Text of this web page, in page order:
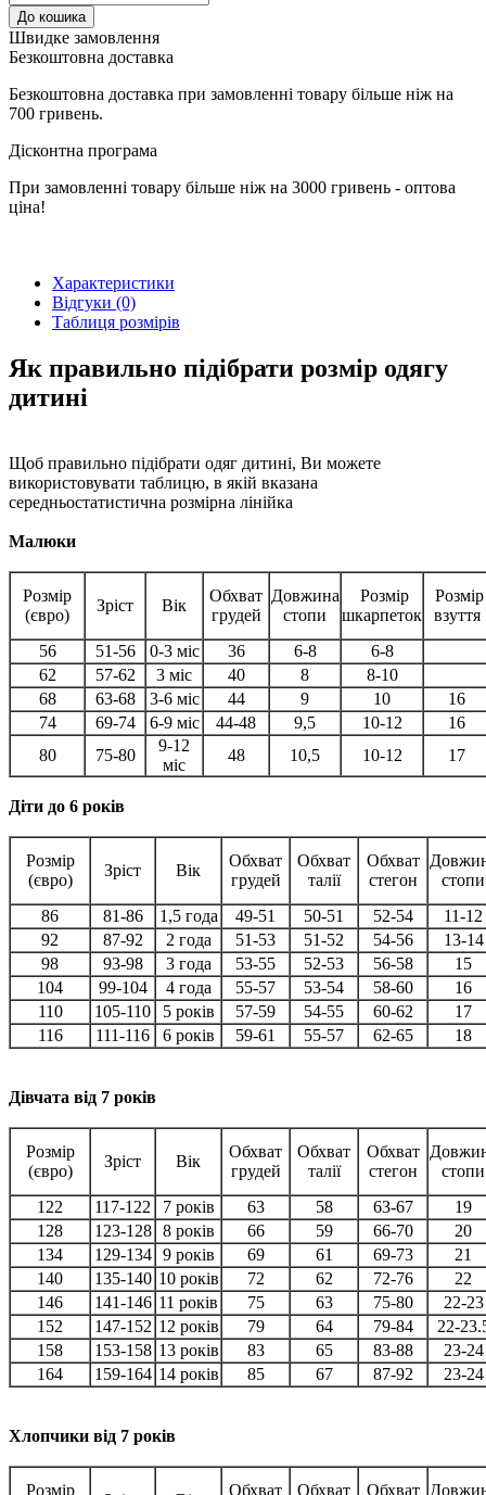
До кошика
Швидке замовлення
Безкоштовна доставка
Безкоштовна доставка при замовленні товару більше ніж на
700 гривень.
Дісконтна програма
При замовленні товару більше ніж на 3000 гривень - оптова
ціна!
Характеристики
Відгуки (0)
Таблиця розмірів
Як правильно підібрати розмір одягу
дитині
Щоб правильно підібрати одяг дитині, Ви можете
використовувати таблицю, в якій вказана
середньостатистична розмірна лінійка
Малюки
Розмір
(євро)
Зріст Вік
Обхват
грудей
Довжина
стопи
Розмір
шкарпеток
Розмір
взуття
56
51-56 0-3 міс 36 6-8
6-8
62
57-62 3 міс 40 8
8-10
68
63-68 3-6 міс 44 9 10
16
74
69-74 6-9 міс 44-48 9,5 10-12
16
80
75-80
9-12
міс
48 10,5 10-12 17
Діти до 6 років
Розмір
(євро)
Зріст Вік
Обхват
грудей
Обхват
талії
Обхват
стегон
стопи
86
81-86 1,5 года 49-51 50-51 52-54
11-12
92
87-92 2 года 51-53 51-52 54-56
13-14
98
93-98 3 года 53-55 52-53 56-58
15
104
99-104 4 года 55-57 53-54 58-60
16
110
105-110 5 років 57-59 54-55 60-62
17
116
111-116 6 років 59-61 55-57 62-65 18
Дівчата від 7 років
Розмір
(євро)
Зріст Вік
Обхват
грудей
Обхват
талії
Обхват
стегон
стопи
122
117-122 7 років 63 58 63-67
19
128
123-128 8 років 66 59 66-70
20
134
129-134 9 років 69 61 69-73
21
140
135-140 10 років 72 62 72-76
22
146
141-146 11 років 75 63 75-80
22-23
152
147-152 12 років 79 64 79-84
22-
158
153-158 13 років 83 65 83-88
23-24
164
159-164 14 років 85 67 87-92 23-24
Хлопчики від 7 років
Розмір Обхват Обхват Обхват